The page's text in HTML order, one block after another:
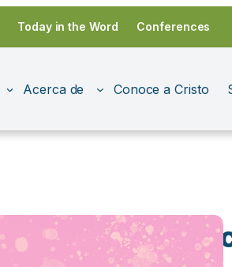
Today in the Word Conferences
Acerca de Conoce a Cristo
Entre Amigos